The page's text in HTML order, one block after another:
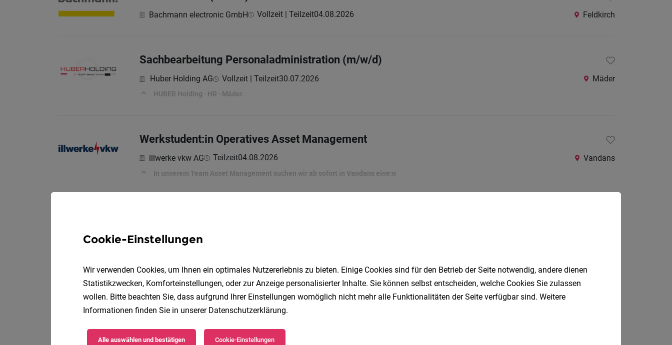
Bachmann electronic GmbH Vollzeit | Teilzeit04.08.2026 Feldkirch
Sachbearbeitung Personaladministration (m/w/d)
Huber Holding AG Vollzeit | Teilzeit30.07.2026 Mäder
HUBER Holding · HR · Mäder
Werkstudent:in Operatives Asset Management
illwerke vkw AG Teilzeit04.08.2026 Vandans
In unserem Team Asset Management suchen wir ab sofort in Vandans eine:n
Amt der Vorarlberger Landesregierung
Buchhaltung
Dr. Achleitner Steuerberatungsgesellschaft m.b.H.
Ihre Qualifikation
Cookie-Einstellungen
Wir verwenden Cookies, um Ihnen ein optimales Nutzererlebnis zu bieten. Einige Cookies sind für den Betrieb der Seite notwendig, andere dienen
Statistikzwecken, Komforteinstellungen, oder zur Anzeige personalisierter Inhalte. Sie können selbst entscheiden, welche Cookies Sie zulassen
wollen. Bitte beachten Sie, dass aufgrund Ihrer Einstellungen womöglich nicht mehr alle Funktionalitäten der Seite verfügbar sind. Weitere
Informationen finden Sie in unserer Datenschutzerklärung.
Alle auswählen und bestätigen Cookie-Einstellungen